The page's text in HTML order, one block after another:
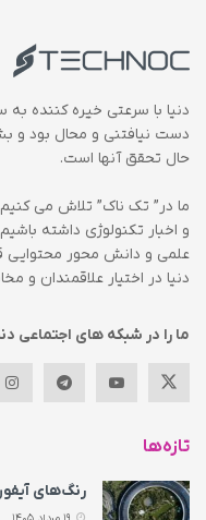
دنیا با سرعتی خیره کننده
دست نیافتنی و محال بود و
حال تحقق آنها است.
ما در” تک ناک” تلاش می
و اخبار تکنولوژی داشته
علمی و دانش محور محتوایی
دنیا در اختیار علاقمندان و
ما را در شبکه های اجتماعی
تازه‌ها
رنگ‌های